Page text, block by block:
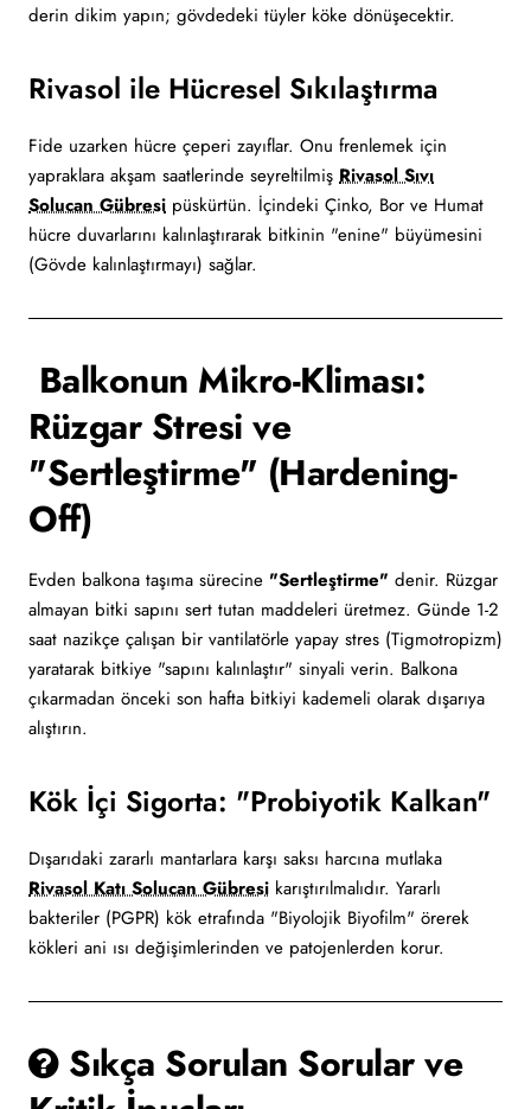
derin dikim yapın; gövdedeki tüyler köke dönüşecektir.
Rivasol ile Hücresel Sıkılaştırma
Fide uzarken hücre çeperi zayıflar. Onu frenlemek için
yapraklara akşam saatlerinde seyreltilmiş Rivasol Sıvı
Solucan Gübresi püskürtün. İçindeki Çinko, Bor ve Humat
hücre duvarlarını kalınlaştırarak bitkinin "enine" büyümesini
(Gövde kalınlaştırmayı) sağlar.
Balkonun Mikro-Kliması:
Rüzgar Stresi ve
"Sertleştirme" (Hardening-
Off)
Evden balkona taşıma sürecine "Sertleştirme" denir. Rüzgar
almayan bitki sapını sert tutan maddeleri üretmez. Günde 1-2
saat nazikçe çalışan bir vantilatörle yapay stres (Tigmotropizm)
yaratarak bitkiye "sapını kalınlaştır" sinyali verin. Balkona
çıkarmadan önceki son hafta bitkiyi kademeli olarak dışarıya
alıştırın.
Kök İçi Sigorta: "Probiyotik Kalkan"
Dışarıdaki zararlı mantarlara karşı saksı harcına mutlaka
Rivasol Katı Solucan Gübresi karıştırılmalıdır. Yararlı
bakteriler (PGPR) kök etrafında "Biyolojik Biyofilm" örerek
kökleri ani ısı değişimlerinden ve patojenlerden korur.
Sıkça Sorulan Sorular ve